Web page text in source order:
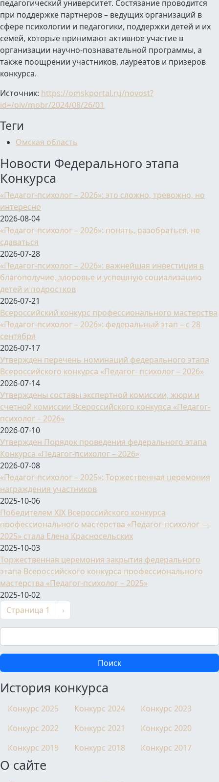
педагогический университет. Состязание проводится
при поддержке партнеров – ведущих организаций в
сфере психологии и педагогики, поддержки детей и их
семей, которые принимают активное участие в
организации научно-познавательной программы, а
также поощрении участников, лауреатов и призеров
конкурса.
Источник: https://omskportal.ru/novost?
id=/oiv/mobr/2024/08/26/01
Теги
Омская область
Новости Федерального этапа
Конкурса
«Педагог-психолог – 2026»: это сложно, тревожно, но
интересно
2026-08-04
«Педагог-психолог – 2026»: понять, разобраться, не
сдаваться
2026-07-28
«Педагог-психолог – 2026»: важнейшая инвестиция в
благополучие, здоровье и успешную социализацию
детей и подростков
2026-07-21
Всероссийский конкурс профессионального мастерства
«Педагог-психолог – 2026»: федеральный этап – с 28
сентября
2026-07-17
Утвержден перечень номинаций федерального этапа
Всероссийского конкурса «Педагог- психолог – 2026»
2026-07-14
Утверждены составы экспертной комиссии, жюри и
счетной комиссии Всероссийского конкурса «Педагог-
психолог – 2026»
2026-07-10
Утвержден Порядок проведения федерального этапа
Конкурса «Педагог-психолог – 2026»
2026-07-08
«Педагог-психолог – 2025»: Торжественная церемония
награждения участников
2025-10-06
Победителем XIX Всероссийского конкурса
профессионального мастерства «Педагог-психолог —
2025» стала Елена Красносельских
2025-10-03
Торжественная церемония закрытия федерального
этапа Всероссийского конкурса профессионального
мастерства «Педагог-психолог – 2025»
2025-10-02
Нумерация страниц
Страница 1 Следующая страница
›
Поиск
История конкурса
Конкурс 2025 Конкурс 2024
Конкурс 2023
Конкурс 2022
Конкурс 2021
Конкурс 2020
Конкурс 2019
Конкурс 2018 Конкурс 2017
О сайте